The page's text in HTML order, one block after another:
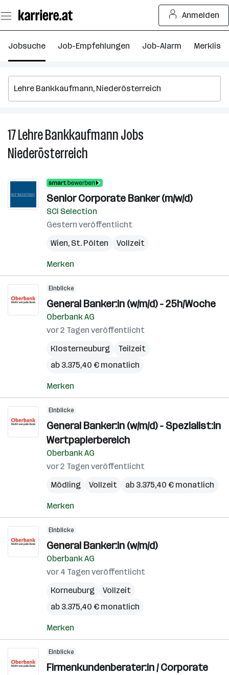
Seiteninhalt
springen
Anmelden
Jobsuche Job-Empfehlungen Job-Alarm Merkliste
17Lehre BankkaufmannJobs
Niederösterreich
Senior Corporate Banker (m/w/d)
SCI Selection
Gestern veröffentlicht
Wien, St. Pölten Vollzeit
Merken
Einblicke
General Banker:in (w/m/d) - 25h/Woche
Oberbank AG
vor 2 Tagen veröffentlicht
Klosterneuburg
Teilzeit
ab 3.375,40 € monatlich
Merken
Einblicke
General Banker:in (w/m/d) - Spezialist:in
Wertpapierbereich
Oberbank AG
vor 2 Tagen veröffentlicht
Mödling
Vollzeit ab 3.375,40 € monatlich
Merken
Einblicke
General Banker:in (w/m/d)
Oberbank AG
vor 4 Tagen veröffentlicht
Korneuburg
Vollzeit
ab 3.375,40 € monatlich
Merken
Einblicke
Firmenkundenberater:in / Corporate